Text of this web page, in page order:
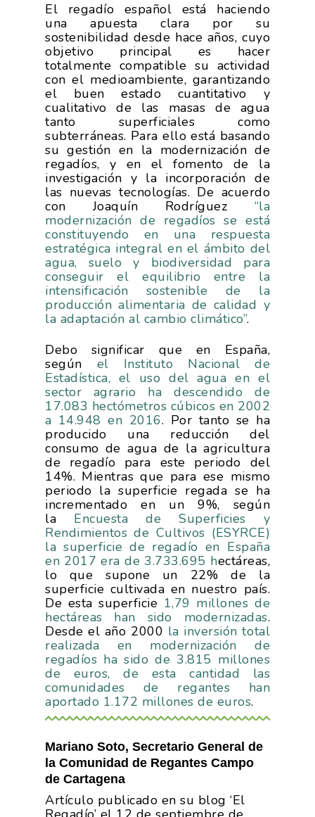
El regadío español está haciendo
una apuesta clara por su
sostenibilidad desde hace años, cuyo
objetivo principal es hacer
totalmente compatible su actividad
con el medioambiente, garantizando
el buen estado cuantitativo y
cualitativo de las masas de agua
tanto superficiales como
subterráneas. Para ello está basando
su gestión en la modernización de
regadíos, y en el fomento de la
investigación y la incorporación de
las nuevas tecnologías. De acuerdo
con Joaquín Rodríguez “la
modernización de regadíos se está
constituyendo en una respuesta
estratégica integral en el ámbito del
agua, suelo y biodiversidad para
conseguir el equilibrio entre la
intensificación sostenible de la
producción alimentaria de calidad y
la adaptación al cambio climático”.
Debo significar que en España,
según el Instituto Nacional de
Estadística, el uso del agua en el
sector agrario ha descendido de
17.083 hectómetros cúbicos en 2002
a 14.948 en 2016. Por tanto se ha
producido una reducción del
consumo de agua de la agricultura
de regadío para este periodo del
14%. Mientras que para ese mismo
periodo la superficie regada se ha
incrementado en un 9%, según
la Encuesta de Superficies y
Rendimientos de Cultivos (ESYRCE)
la superficie de regadío en España
en 2017 era de 3.733.695 hectáreas,
lo que supone un 22% de la
superficie cultivada en nuestro país.
De esta superficie 1,79 millones de
hectáreas han sido modernizadas.
Desde el año 2000 la inversión total
realizada en modernización de
regadíos ha sido de 3.815 millones
de euros, de esta cantidad las
comunidades de regantes han
aportado 1.172 millones de euros.
Mariano Soto, Secretario General de
la Comunidad de Regantes Campo
de Cartagena
Artículo publicado en su blog ‘El
La Asociación
Nosotros
Nuestros Asociados
Responsabilidad Social
Corporativa
Números
Servicios
Empresas
Asociados
Productos
Temas
Actualidad
Agua
Comunicación 2024